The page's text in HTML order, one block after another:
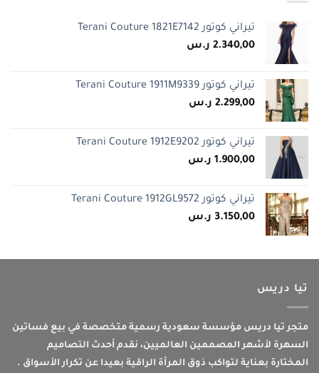
تيراني كوتور Terani Couture 1821E7142
2.340,00 ر.س
تيراني كوتور Terani Couture 1911M9339
2.299,00 ر.س
تيراني كوتور Terani Couture 1912E9202
1.900,00 ر.س
تيراني كوتور Terani Couture 1912GL9572
3.150,00 ر.س
تيا دريس
متجر تيا دريس مؤسسة سعودية رسمية متخصصة في بيع فساتين
السهرة لأشهر المصممين العالميين، نقدم أحدث التصاميم
المختارة بعناية لتواكب ذوق المرأة الراقية بعيدا عن تكرار الأسواق .